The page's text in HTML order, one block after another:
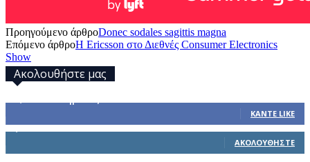
Προηγούμενο άρθροDonec sodales sagittis magna
Επόμενο άρθροH Ericsson στο Διεθνές Consumer Electronics
Show
Ακολουθήστε μας
ΚΆΝΤΕ LIKE
ΑΚΟΛΟΥΘΉΣΤΕ